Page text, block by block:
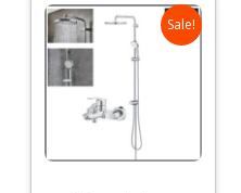
Sale!